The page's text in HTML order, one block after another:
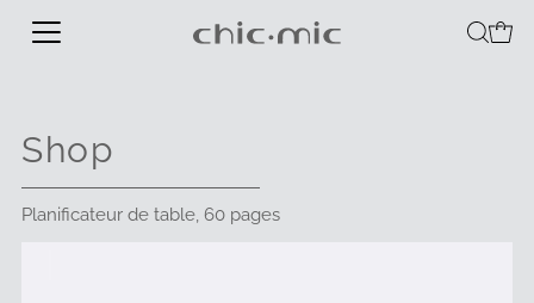
Shop
Planificateur de table, 60 pages